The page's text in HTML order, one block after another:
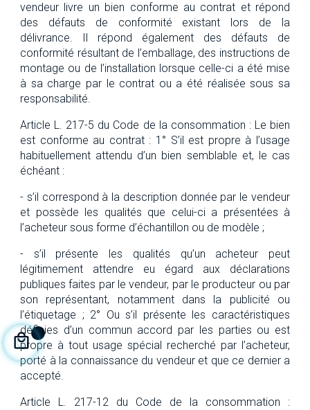
vendeur livre un bien conforme au contrat et répond
des défauts de conformité existant lors de la
délivrance. Il répond également des défauts de
conformité résultant de l’emballage, des instructions de
montage ou de l’installation lorsque celle-ci a été mise
à sa charge par le contrat ou a été réalisée sous sa
responsabilité.
Article L. 217-5 du Code de la consommation : Le bien
est conforme au contrat : 1° S’il est propre à l’usage
habituellement attendu d’un bien semblable et, le cas
échéant :
- s’il correspond à la description donnée par le vendeur
et possède les qualités que celui-ci a présentées à
l’acheteur sous forme d’échantillon ou de modèle ;
- s’il présente les qualités qu’un acheteur peut
légitimement attendre eu égard aux déclarations
publiques faites par le vendeur, par le producteur ou par
son représentant, notamment dans la publicité ou
l’étiquetage ; 2° Ou s’il présente les caractéristiques
définies d’un commun accord par les parties ou est
propre à tout usage spécial recherché par l’acheteur,
porté à la connaissance du vendeur et que ce dernier a
accepté.
Article L. 217-12 du Code de la consommation :